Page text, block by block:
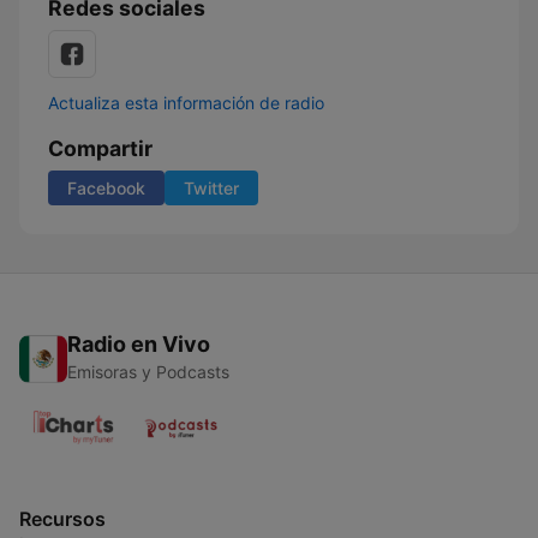
Redes sociales
Actualiza esta información de radio
Compartir
Facebook Twitter
Radio en Vivo
Emisoras y Podcasts
Recursos